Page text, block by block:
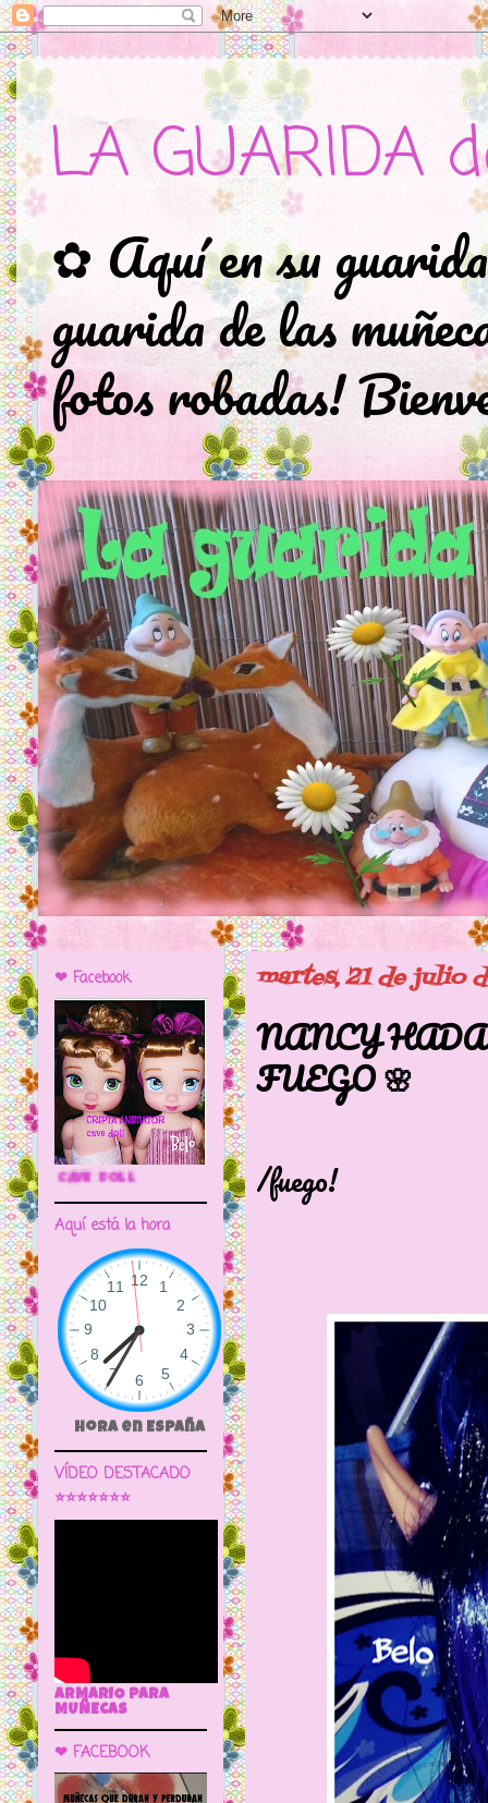
LA GUARIDA
✿ Aquí en su
guarida de las
fotos robadas!
martes, 21 de julio
NANCY
FUEGO 🌸
/fuego!
❤ Facebook
🌼CRIPTA ANIMATOR CAVE DOLL
Aquí está la hora
Hora en España
VÍDEO DESTACADO
⭐⭐⭐⭐⭐⭐⭐
ARMARIO PARA
MUÑECAS
❤ FACEBOOK